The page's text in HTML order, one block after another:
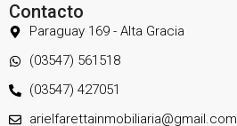
Contacto
Paraguay 169 - Alta Gracia
(03547) 561518
(03547) 427051
arielfarettainmobiliaria@gmail.com